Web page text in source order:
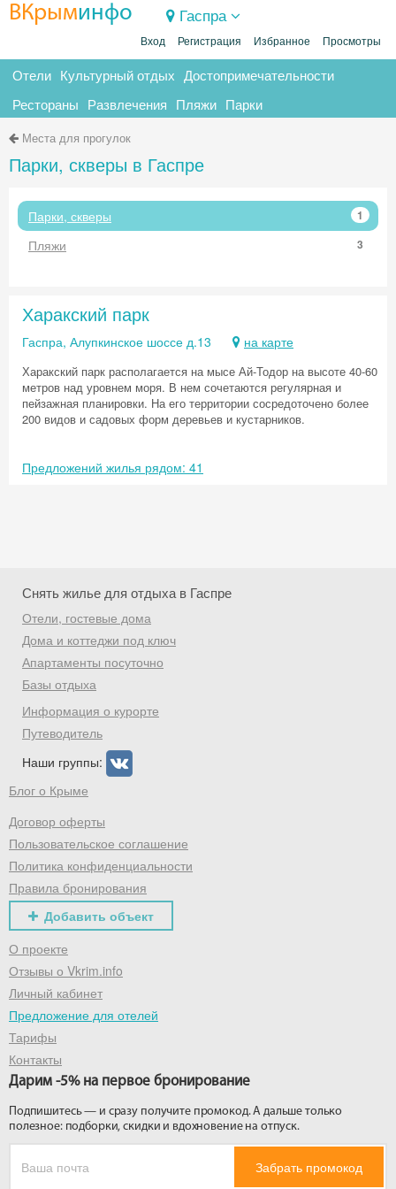
ВКрыминфо Гаспра
Вход Регистрация Избранное Просмотры
Отели Культурный отдых Достопримечательности
Рестораны Развлечения Пляжи Парки
Места для прогулок
Парки, скверы в Гаспре
Парки, скверы 1
Пляжи 3
Харакский парк
Гаспра, Алупкинское шоссе д.13 на карте
Харакский парк располагается на мысе Ай-Тодор на высоте 40-60
метров над уровнем моря. В нем сочетаются регулярная и
пейзажная планировки. На его территории сосредоточено более
200 видов и садовых форм деревьев и кустарников.
Предложений жилья рядом: 41
Снять жилье для отдыха в Гаспре
Отели, гостевые дома
Дома и коттеджи под ключ
Апартаменты посуточно
Базы отдыха
Информация о курорте
Путеводитель
Наши группы:
Блог о Крыме
Договор оферты
Пользовательское соглашение
Политика конфиденциальности
Правила бронирования
Добавить объект
О проекте
Отзывы о Vkrim.info
Личный кабинет
Предложение для отелей
Тарифы
Контакты
Дарим -5% на первое бронирование
Подпишитесь — и сразу получите промокод. А дальше только
полезное: подборки, скидки и вдохновение на отпуск.
Забрать промокод
Скидка −5%
Хочешь дешевле? Оставь почту и получи
промокод на первое бронирование!